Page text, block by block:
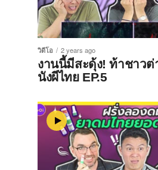
วิดีโอ 2 years ago
งานนี้มีสะดุ้ง! ท้าชาว
นังผีไทย EP.5